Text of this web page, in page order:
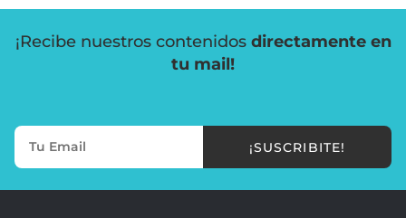
¡Recibe nuestros contenidos directamente en
tu mail!
¡SUSCRIBITE!